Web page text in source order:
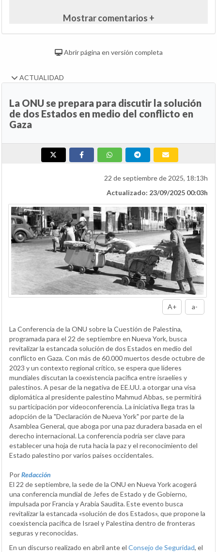
Mostrar comentarios +
Abrir página en versión completa
ACTUALIDAD
La ONU se prepara para discutir la solución
de dos Estados en medio del conflicto en
Gaza
22 de septiembre de 2025, 18:13h
Actualizado: 23/09/2025 00:03h
A+ a-
La Conferencia de la ONU sobre la Cuestión de Palestina,
programada para el 22 de septiembre en Nueva York, busca
revitalizar la estancada solución de dos Estados en medio del
conflicto en Gaza. Con más de 60.000 muertos desde octubre de
2023 y un contexto regional crítico, se espera que líderes
mundiales discutan la coexistencia pacífica entre israelíes y
palestinos. A pesar de la negativa de EE.UU. a otorgar una visa
diplomática al presidente palestino Mahmud Abbas, se permitirá
su participación por videoconferencia. La iniciativa llega tras la
adopción de la "Declaración de Nueva York" por parte de la
Asamblea General, que aboga por una paz duradera basada en el
derecho internacional. La conferencia podría ser clave para
establecer una hoja de ruta hacia la paz y el reconocimiento del
Estado palestino por varios países occidentales.
PorRedacción
El 22 de septiembre, la sede de la ONU en Nueva York acogerá
una conferencia mundial de Jefes de Estado y de Gobierno,
impulsada por Francia y Arabia Saudita. Este evento busca
revitalizar la estancada «solución de dos Estados», que propone la
coexistencia pacífica de Israel y Palestina dentro de fronteras
seguras y reconocidas.
En un discurso realizado en abril ante el Consejo de Seguridad, el